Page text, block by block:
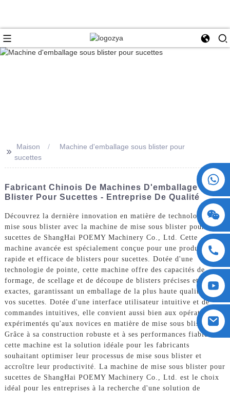
>>
Maison
Machine d'emballage sous blister pour
sucettes
Fabricant Chinois De Machines D'emballage Sous
Blister Pour Sucettes - Entreprise De Qualité
Découvrez la dernière innovation en matière de technologie de
mise sous blister avec la machine de mise sous blister pour
sucettes de ShangHai POEMY Machinery Co., Ltd. Cette
machine avancée est spécialement conçue pour une production
rapide et efficace de blisters pour sucettes. Dotée d'une
technologie de pointe, cette machine offre des capacités de
formage, de scellage et de découpe de blisters précises et
exactes, garantissant un emballage de la plus haute qualité pour
vos sucettes. Dotée d'une interface utilisateur intuitive et de
commandes intuitives, elle convient aussi bien aux opérateurs
expérimentés qu'aux novices en matière de mise sous blister.
Grâce à sa construction robuste et à ses performances fiables,
cette machine est la solution idéale pour les fabricants
souhaitant optimiser leur processus de mise sous blister et
accroître leur productivité. La machine de mise sous blister pour
sucettes de ShangHai POEMY Machinery Co., Ltd. est le choix
idéal pour les entreprises à la recherche d'une solution de